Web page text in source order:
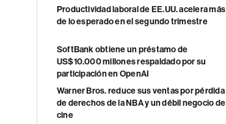
Productividad laboral de EE.UU. acelera más
de lo esperado en el segundo trimestre
SoftBank obtiene un préstamo de
US$10.000 millones respaldado por su
participación en OpenAI
Warner Bros. reduce sus ventas por pérdida
de derechos de la NBA y un débil negocio de
cine